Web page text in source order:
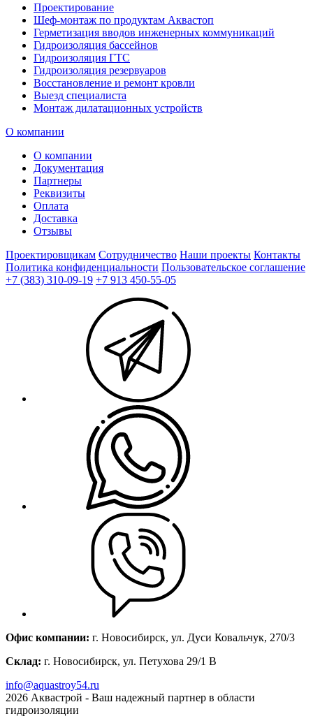
Проектирование
Шеф-монтаж по продуктам Аквастоп
Герметизация вводов инженерных коммуникаций
Гидроизоляция бассейнов
Гидроизоляция ГТС
Гидроизоляция резервуаров
Восстановление и ремонт кровли
Выезд специалиста
Монтаж дилатационных устройств
О компании
О компании
Документация
Партнеры
Реквизиты
Оплата
Доставка
Отзывы
Проектировщикам Сотрудничество Наши проекты Контакты
Политика конфиденциальности Пользовательское соглашение
+7 (383) 310-09-19 +7 913 450-55-05
Офис компании: г. Новосибирск, ул. Дуси Ковальчук, 270/3
Склад: г. Новосибирск, ул. Петухова 29/1 В
info@aquastroy54.ru
2026 Аквастрой - Ваш надежный партнер в области
гидроизоляции